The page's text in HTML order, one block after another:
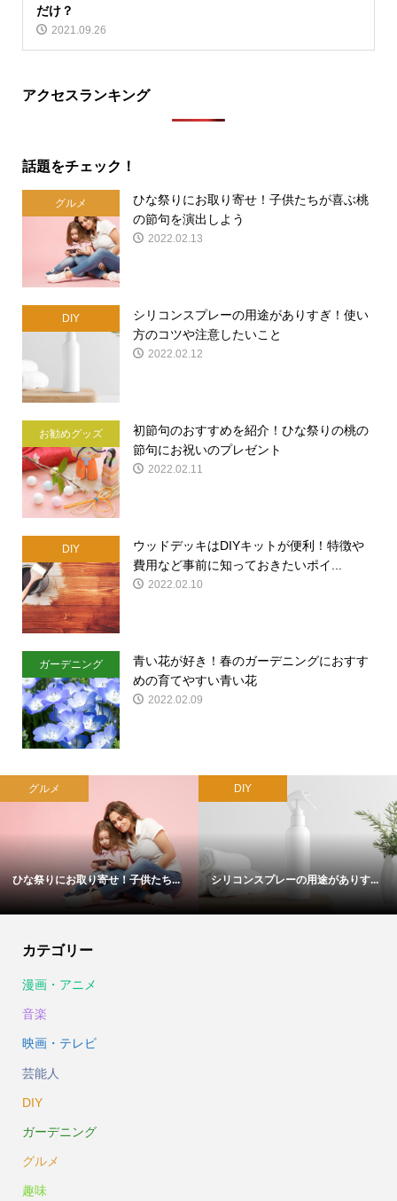
だけ？
2021.09.26
アクセスランキング
話題をチェック！
グルメ
ひな祭りにお取り寄せ！子供たちが喜ぶ桃
の節句を演出しよう
2022.02.13
DIY
シリコンスプレーの用途がありすぎ！使い
方のコツや注意したいこと
2022.02.12
お勧めグッズ
初節句のおすすめを紹介！ひな祭りの桃の
節句にお祝いのプレゼント
2022.02.11
DIY
ウッドデッキはDIYキットが便利！特徴や
費用など事前に知っておきたいポイ...
2022.02.10
ガーデニング
青い花が好き！春のガーデニングにおすす
めの育てやすい青い花
2022.02.09
グルメ
ひな祭りにお取り寄せ！子供たち...
DIY
シリコンスプレーの用途がありす...
カテゴリー
漫画・アニメ
音楽
映画・テレビ
芸能人
DIY
ガーデニング
グルメ
趣味